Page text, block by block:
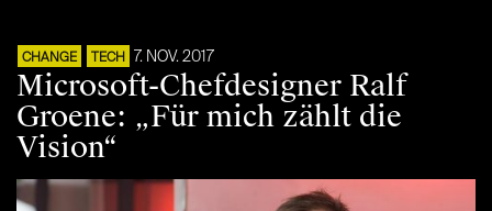
CHANGE TECH 7. NOV. 2017
Microsoft-Chefdesigner Ralf
Groene: „Für mich zählt die
Vision“